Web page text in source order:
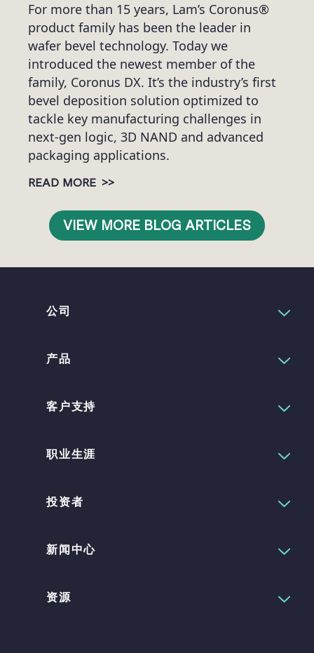
For more than 15 years, Lam’s Coronus®
product family has been the leader in
wafer bevel technology. Today we
introduced the newest member of the
family, Coronus DX. It’s the industry’s first
bevel deposition solution optimized to
tackle key manufacturing challenges in
next-gen logic, 3D NAND and advanced
packaging applications.
READ MORE >>
VIEW MORE BLOG ARTICLES
公司
产品
客户支持
职业生涯
投资者
新闻中心
资源